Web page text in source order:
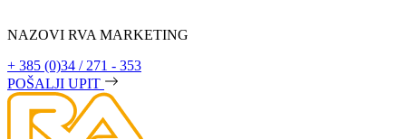
NAZOVI RVA MARKETING
+ 385 (0)34 / 271 - 353
POŠALJI UPIT